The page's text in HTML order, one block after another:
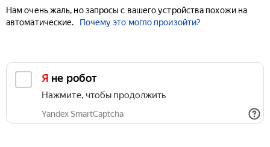
Нам очень жаль, но запросы с вашего устройства похожи на
автоматические.
Почему это могло произойти?
Я не робот
Нажмите, чтобы продолжить
Yandex SmartCaptcha